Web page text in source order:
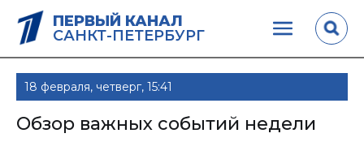
ПЕРВЫЙ КАНАЛ
САНКТ-ПЕТЕРБУРГ
18 февраля, четверг, 15:41
Обзор важных событий недели